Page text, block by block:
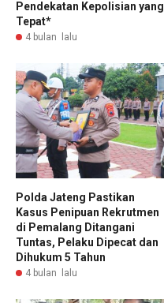
Pendekatan Kepolisian yang
Tepat*
4 bulan lalu
Polda Jateng Pastikan
Kasus Penipuan Rekrutmen
di Pemalang Ditangani
Tuntas, Pelaku Dipecat dan
Dihukum 5 Tahun
4 bulan lalu